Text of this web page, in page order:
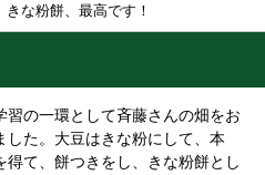
きな粉餅、最高です！
の一環として斉藤さんの畑をお
た。大豆はきな粉にして、本
得て、餅つきをし、きな粉餅とし